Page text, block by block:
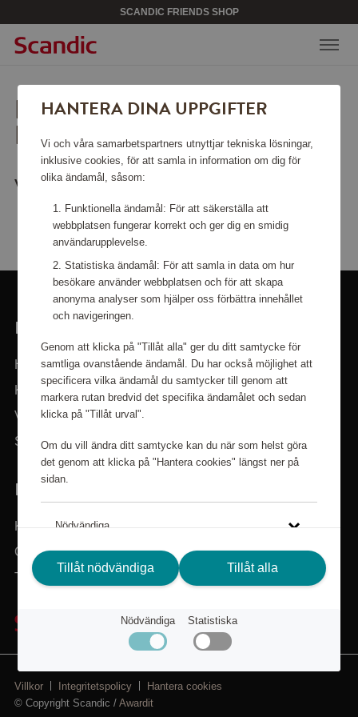
SCANDIC FRIENDS SHOP
LEDSEN, SIDAN KAN INTE
HITTAS.
Vill du gå tillbaka till
HANTERA DINA UPPGIFTER
Vi och våra samarbetspartners utnyttjar tekniska lösningar,
inklusive cookies, för att samla in information om dig för
olika ändamål, såsom:
Funktionella ändamål: För att säkerställa att
webbplatsen fungerar korrekt och ger dig en smidig
användarupplevelse.
Statistiska ändamål: För att samla in data om hur
besökare använder webbplatsen och för att skapa
anonyma analyser som hjälper oss förbättra innehållet
och navigeringen.
Genom att klicka på "Tillåt alla" ger du ditt samtycke för
samtliga ovanstående ändamål. Du har också möjlighet att
specificera vilka ändamål du samtycker till genom att
markera rutan bredvid det specifika ändamålet och sedan
klicka på "Tillåt urval".
Om du vill ändra ditt samtycke kan du när som helst göra
det genom att klicka på "Hantera cookies" längst ner på
sidan.
Nödvändiga
Statistiska
Klicka på länken för att läsa mer om hur vi använder kakor
och andra tekniska lösningar och hur vi inhämtar och
behandlar personuppgifter.
Integritetspolicy
Tillåt nödvändiga Tillåt alla
Nödvändiga Statistiska
LÄNKAR
Hem
Kategorier
Varumärken
Sök i sortimentet
BEHÖVER DU HJÄLP?
Kundservice
Om Scandic Friends
Tillbaka till scandichotels.se
Villkor Integritetspolicy
Hantera cookies
© Copyright Scandic /Awardit